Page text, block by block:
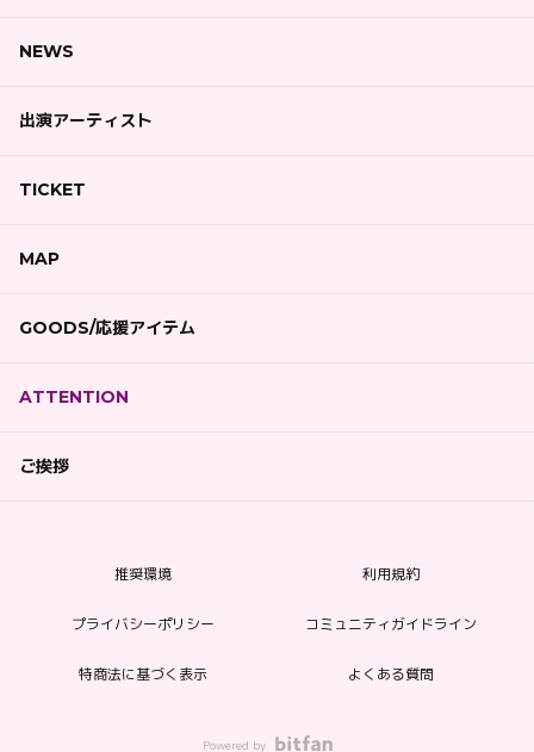
NEWS
出演アーティスト
TICKET
MAP
GOODS/応援アイテム
ATTENTION
ご挨拶
推奨環境 利用規約
プライバシーポリシー コミュニティガイドライン
特商法に基づく表示 よくある質問
Powered by